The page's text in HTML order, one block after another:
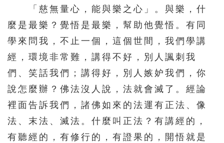
511 512 513 514 515
516 517 518 519 520
521 522 523 524 525
526 527 528 529 530
536 537 538 539 540
541 542 543 544 545
「慈無量心，能與樂之心」。與樂，什
麼是最樂？覺悟是最樂，幫助他覺悟。有同
學來問我，不止一個，這個世間，我們學講
經，環境非常難，講得不好，別人諷刺我
們、笑話我們；講得好，別人嫉妒我們，你
說怎麼辦？佛法沒人說，法就會滅了。經論
裡面告訴我們，諸佛如來的法運有正法、像
法、末法、滅法。什麼叫正法？有講經的，
有聽經的，有修行的，有證果的，開悟就是